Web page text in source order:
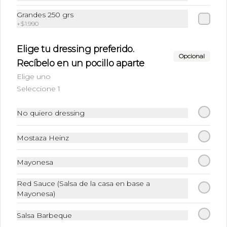
Conócenos
Cobertura
+56 96261 7228
Whatsapp
Términos y condiciones
Política de privacidad
Redes sociales
Grandes 250 grs
+$1.990
Elige tu dressing preferido.
Recíbelo en un pocillo aparte
Opcional
Elige uno
Seleccione 1
No quiero dressing
Mostaza Heinz
Mayonesa
Red Sauce (Salsa de la casa en base a
Mayonesa)
Salsa Barbeque